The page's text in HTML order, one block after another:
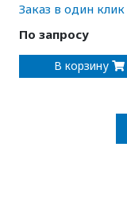
Заказ в один клик
По запросу
В корзину